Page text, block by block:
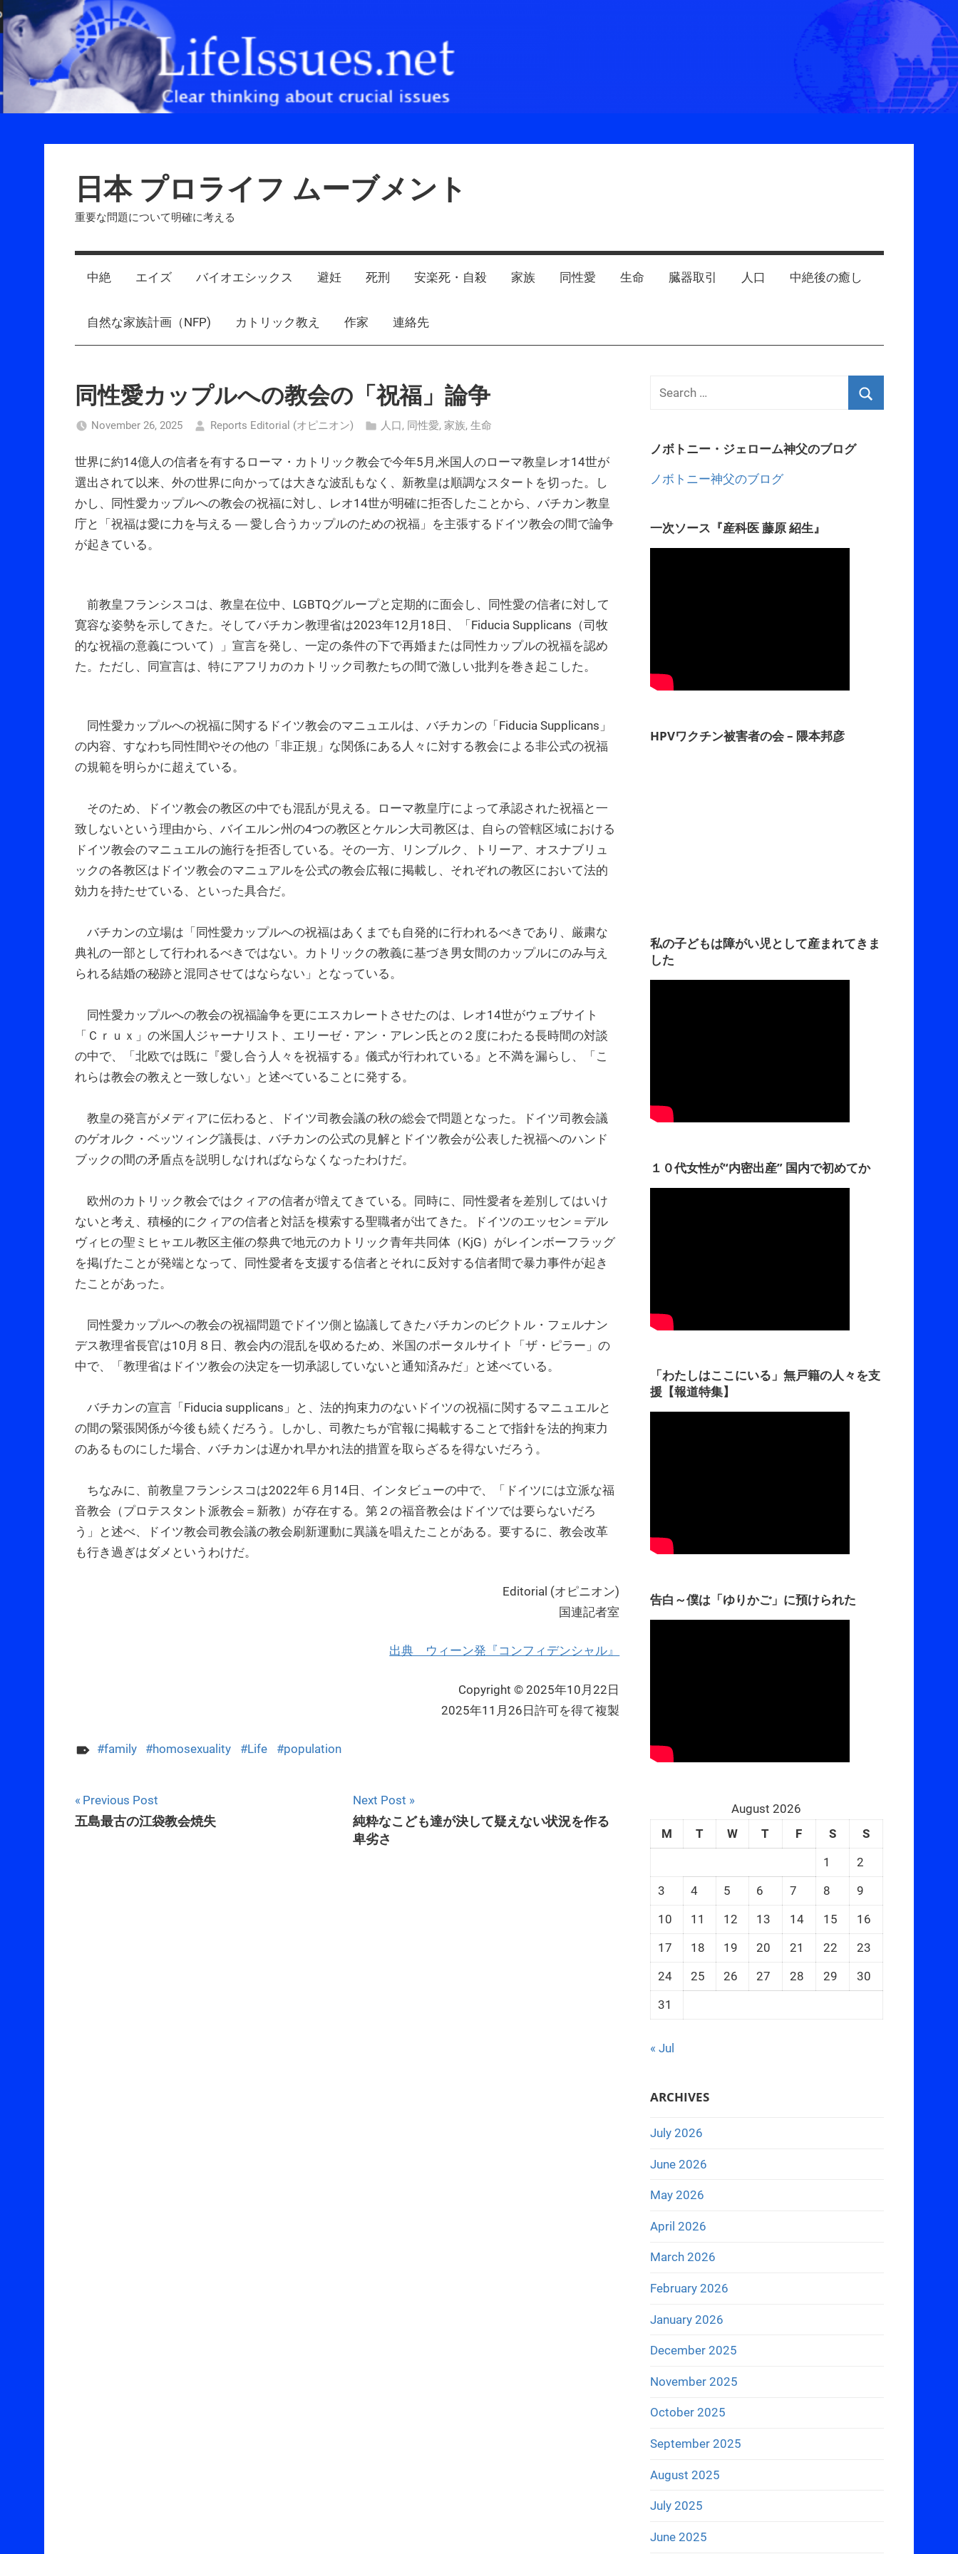
Skip
to
content
日本 プロライフ ムーブメント
重要な問題について明確に考える
中絶 エイズ バイオエシックス 避妊 死刑 安楽死・自殺 家族 同性愛 生命 臓器取引 人口 中絶後の癒し
自然な家族計画（NFP) カトリック教え 作家 連絡先
同性愛カップルへの教会の「祝福」論争
November 26, 2025 Reports Editorial (オピニオン) 人口, 同性愛, 家族, 生命
世界に約14億人の信者を有するローマ・カトリック教会で今年5月,米国人のローマ教皇レオ14世が
選出されて以来、外の世界に向かっては大きな波乱もなく、新教皇は順調なスタートを切った。し
かし、同性愛カップルへの教会の祝福に対し、レオ14世が明確に拒否したことから、バチカン教皇
庁と「祝福は愛に力を与える ― 愛し合うカップルのための祝福」を主張するドイツ教会の間で論争
が起きている。
前教皇フランシスコは、教皇在位中、LGBTQグループと定期的に面会し、同性愛の信者に対して
寛容な姿勢を示してきた。そしてバチカン教理省は2023年12月18日、「Fiducia Supplicans（司牧
的な祝福の意義について）」宣言を発し、一定の条件の下で再婚または同性カップルの祝福を認め
た。ただし、同宣言は、特にアフリカのカトリック司教たちの間で激しい批判を巻き起こした。
同性愛カップルへの祝福に関するドイツ教会のマニュエルは、バチカンの「Fiducia Supplicans」
の内容、すなわち同性間やその他の「非正規」な関係にある人々に対する教会による非公式の祝福
の規範を明らかに超えている。
そのため、ドイツ教会の教区の中でも混乱が見える。ローマ教皇庁によって承認された祝福と一
致しないという理由から、バイエルン州の4つの教区とケルン大司教区は、自らの管轄区域における
ドイツ教会のマニュエルの施行を拒否している。その一方、リンブルク、トリーア、オスナブリュ
ックの各教区はドイツ教会のマニュアルを公式の教会広報に掲載し、それぞれの教区において法的
効力を持たせている、といった具合だ。
バチカンの立場は「同性愛カップルへの祝福はあくまでも自発的に行われるべきであり、厳粛な
典礼の一部として行われるべきではない。カトリックの教義に基づき男女間のカップルにのみ与え
られる結婚の秘跡と混同させてはならない」となっている。
同性愛カップルへの教会の祝福論争を更にエスカレートさせたのは、レオ14世がウェブサイト
「Ｃｒｕｘ」の米国人ジャーナリスト、エリーゼ・アン・アレン氏との２度にわたる長時間の対談
の中で、「北欧では既に『愛し合う人々を祝福する』儀式が行われている』と不満を漏らし、「こ
れらは教会の教えと一致しない」と述べていることに発する。
教皇の発言がメディアに伝わると、ドイツ司教会議の秋の総会で問題となった。ドイツ司教会議
のゲオルク・ベッツィング議長は、バチカンの公式の見解とドイツ教会が公表した祝福へのハンド
ブックの間の矛盾点を説明しなければならなくなったわけだ。
欧州のカトリック教会ではクィアの信者が増えてきている。同時に、同性愛者を差別してはいけ
ないと考え、積極的にクィアの信者と対話を模索する聖職者が出てきた。ドイツのエッセン＝デル
ヴィヒの聖ミヒャエル教区主催の祭典で地元のカトリック青年共同体（KjG）がレインボーフラッグ
を掲げたことが発端となって、同性愛者を支援する信者とそれに反対する信者間で暴力事件が起き
たことがあった。
同性愛カップルへの教会の祝福問題でドイツ側と協議してきたバチカンのビクトル・フェルナン
デス教理省長官は10月８日、教会内の混乱を収めるため、米国のポータルサイト「ザ・ピラー」の
中で、「教理省はドイツ教会の決定を一切承認していないと通知済みだ」と述べている。
バチカンの宣言「Fiducia supplicans」と、法的拘束力のないドイツの祝福に関するマニュエルと
の間の緊張関係が今後も続くだろう。しかし、司教たちが官報に掲載することで指針を法的拘束力
のあるものにした場合、バチカンは遅かれ早かれ法的措置を取らざるを得ないだろう。
ちなみに、前教皇フランシスコは2022年６月14日、インタビューの中で、「ドイツには立派な福
音教会（プロテスタント派教会＝新教）が存在する。第２の福音教会はドイツでは要らないだろ
う」と述べ、ドイツ教会司教会議の教会刷新運動に異議を唱えたことがある。要するに、教会改革
も行き過ぎはダメというわけだ。
Editorial (オピニオン)
国連記者室
出典 ウィーン発『コンフィデンシャル』
Copyright © 2025年10月22日
2025年11月26日許可を得て複製
family homosexuality Life population
Post
navigation
Previous Post
五島最古の江袋教会焼失
Next Post
純粋なこども達が決して疑えない状況を作る
卑劣さ
ノボトニー・ジェローム神父のブログ
ノボトニー神父のブログ
一次ソース『産科医 藤原 紹生』
HPVワクチン被害者の会 – 隈本邦彦
私の子どもは障がい児として産まれてきま
した
１０代女性が“内密出産” 国内で初めてか
「わたしはここにいる」無戸籍の人々を支
援【報道特集】
告白～僕は「ゆりかご」に預けられた
August 2026
M
T W T F S
S
1
2
3
4 5 6 7 8
9
10
11 12 13 14 15
16
17
18 19 20 21 22
23
24
25 26 27 28 29
30
31
« Jul
ARCHIVES
July 2026
June 2026
May 2026
April 2026
March 2026
February 2026
January 2026
December 2025
November 2025
October 2025
September 2025
August 2025
July 2025
June 2025